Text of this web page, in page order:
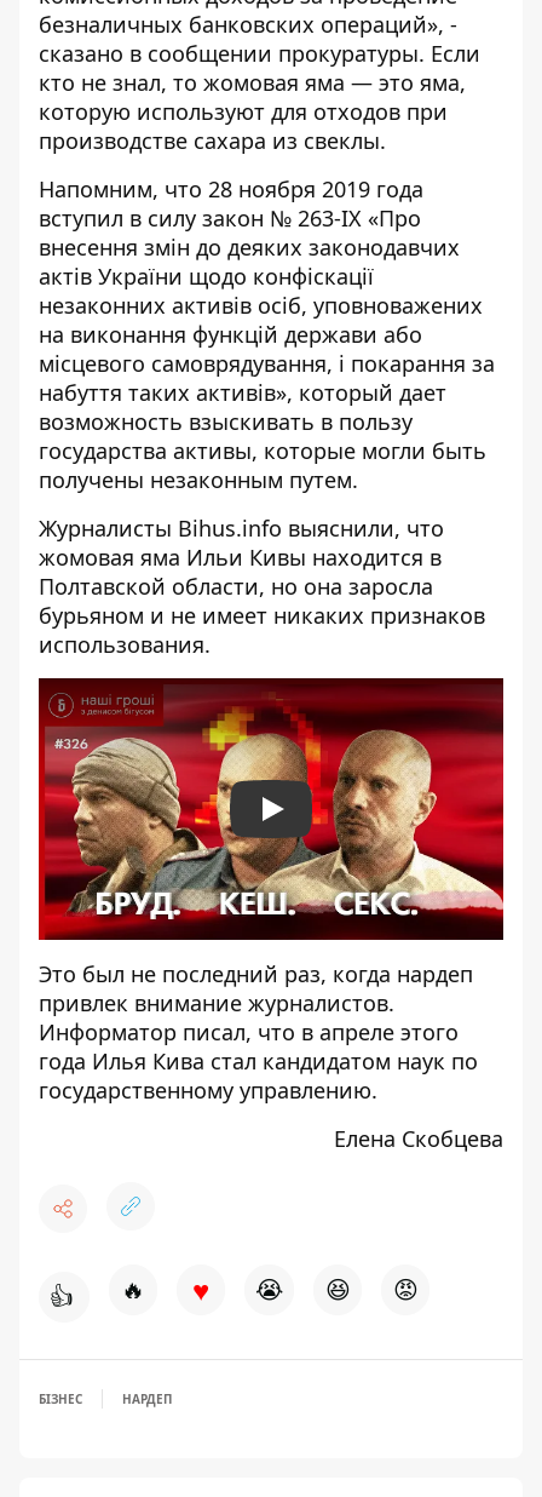
безналичных банковских операций», -
сказано в сообщении прокуратуры. Если
кто не знал, то жомовая яма — это яма,
которую используют для отходов при
производстве сахара из свеклы.
Напомним, что 28 ноября 2019 года
вступил в силу закон № 263-IX «Про
внесення змін до деяких законодавчих
актів України щодо конфіскації
незаконних активів осіб, уповноважених
на виконання функцій держави або
місцевого самоврядування, і покарання за
набуття таких активів», который дает
возможность взыскивать в пользу
государства активы, которые могли быть
получены незаконным путем.
Журналисты Bihus.info выяснили, что
жомовая яма Ильи Кивы находится в
Полтавской области, но она заросла
бурьяном и не имеет никаких признаков
использования.
Play
Это был не последний раз, когда нардеп
привлек внимание журналистов.
Информатор писал, что в апреле этого
года Илья Кива стал кандидатом наук по
государственному управлению.
Елена Скобцева
👍 🔥 ♥ 😭 😆 😡
БІЗНЕС НАРДЕП